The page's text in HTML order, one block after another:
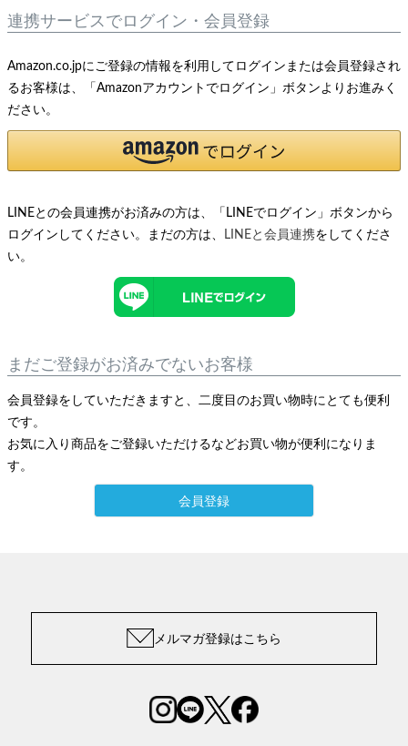
連携サービスでログイン・会員登録
Amazon.co.jpにご登録の情報を利用してログインまたは会員登録され
るお客様は、「Amazonアカウントでログイン」ボタンよりお進みく
ださい。
LINEとの会員連携がお済みの方は、「LINEでログイン」ボタンから
ログインしてください。まだの方は、
LINEと会員連携をしてくださ
い。
まだご登録がお済みでないお客様
会員登録をしていただきますと、二度目のお買い物時にとても便利
です。
お気に入り商品をご登録いただけるなどお買い物が便利になりま
す。
会員登録
メルマガ登録はこちら